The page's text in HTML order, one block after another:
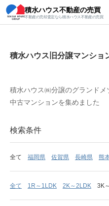
積水ハウス不動産の売買
不動産の売却査定なら積水ハウス不動産の売買
積水ハウス旧分
積水ハウス旧分譲マンショ
積水ハウス㈱分譲のグランドメ
中古マンションを集めました
検索条件
全て 福岡県 佐賀県 長崎県 熊
全て 1R～1LDK 2K～2LDK 3K